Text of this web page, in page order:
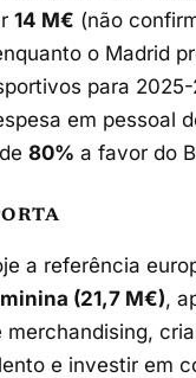
14 M€ (não
o Madrid
para
em pessoal
de80% a favor do
a referência
(21,7 M€),
merchandising,
e investir em